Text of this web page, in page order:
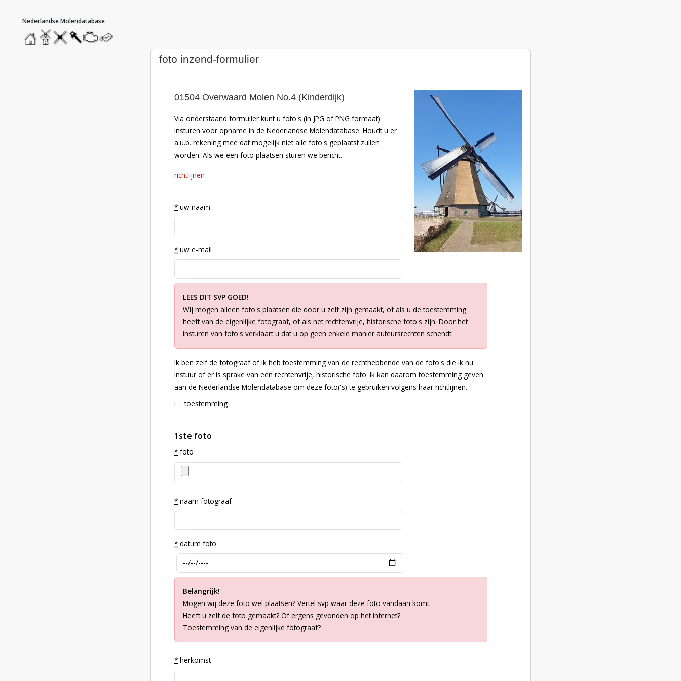
hoofdmenu
homemolendatabase
roedendatabase
assendatabase
motorendatabase
stuur
een
foto inzend-formulier
01504 Overwaard Molen No.4 (Kinderdijk)
Via onderstaand formulier kunt u foto's (in JPG of PNG formaat)
insturen voor opname in de Nederlandse Molendatabase. Houdt u er
a.u.b. rekening mee dat mogelijk niet alle foto's geplaatst zullen
worden. Als we een foto plaatsen sturen we bericht.
richtlijnen
* uw naam
* uw e-mail
LEES DIT SVP GOED!
Wij mogen alleen foto's plaatsen die door u zelf zijn gemaakt, of als u de toestemming
heeft van de eigenlijke fotograaf, of als het rechtenvrije, historische foto's zijn. Door het
insturen van foto's verklaart u dat u op geen enkele manier auteursrechten schendt.
Ik ben zelf de fotograaf of ik heb toestemming van de rechthebbende van de foto's die ik nu
instuur of er is sprake van een rechtenvrije, historische foto. Ik kan daarom toestemming geven
aan de Nederlandse Molendatabase om deze foto('s) te gebruiken volgens haar richtlijnen.
toestemming
1ste foto
* foto
* naam fotograaf
* datum foto
Belangrijk!
Mogen wij deze foto wel plaatsen? Vertel svp waar deze foto vandaan komt.
Heeft u zelf de foto gemaakt? Of ergens gevonden op het internet?
Toestemming van de eigenlijke fotograaf?
* herkomst